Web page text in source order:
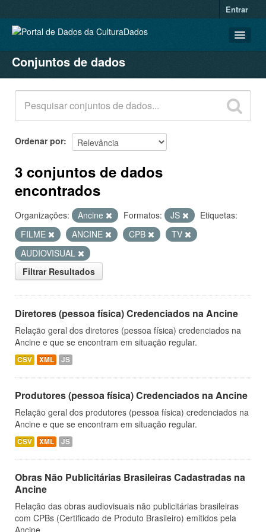
Entrar
CONJUNTOS DE DADOS
ORGANIZAÇÕES
GRUPOS
SOBRE
Conjuntos de dados
Ordenar por
3 conjuntos de dados
encontrados
Organizações: Ancine Formatos: JS
Etiquetas:
FILME
ANCINE CPB
TV
AUDIOVISUAL
Filtrar Resultados
Diretores (pessoa física) Credenciados na Ancine
Relação geral dos diretores (pessoa física) credenciados na
Ancine e que se encontram em situação regular.
CSV XML JS
Produtores (pessoa física) Credenciados na Ancine
Relação geral dos produtores (pessoa física) credenciados na
Ancine e que se encontram em situação regular.
CSV XML JS
Obras Não Publicitárias Brasileiras Cadastradas na
Ancine
Relação das obras audiovisuais não publicitárias brasileiras
com CPBs (Certificado de Produto Brasileiro) emitidos pela
Ancine.